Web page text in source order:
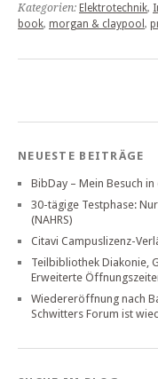
Kategorien: Elektrotechnik,
book, morgan & claypool ,
NEUESTE BEITRÄGE
BibDay – Mein Besuch
30-tägige Testphase:
(NAHRS)
Citavi Campuslizenz-
Teilbibliothek Diakonie,
Erweiterte
Wiedereröffnung nach
Schwitters Forum ist